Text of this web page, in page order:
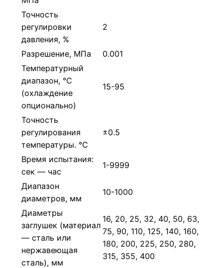
Точность
регулировки
давления, %
2
Разрешение, МПа
0.001
Температурный
диапазон, °С
(охлаждение
опционально)
15-95
Точность
регулирования
температуры. °С
±0.5
Время испытания:
сек — час
1-9999
Диапазон
диаметров, мм
10-1000
Диаметры
заглушек (материал
— сталь или
нержавеющая
сталь), мм
16, 20, 25, 32, 40, 50, 63,
75, 90, 110, 125, 140, 160,
180, 200, 225, 250, 280,
315, 355, 400